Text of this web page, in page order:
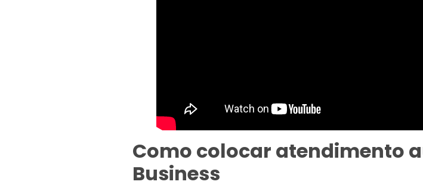
Como colocar atendimento
Business